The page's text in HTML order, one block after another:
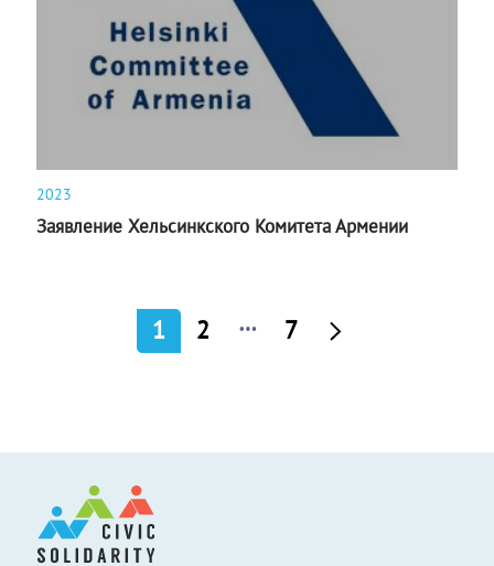
2023
Заявление Хельсинкского Комитета Армении
1 2 … 7